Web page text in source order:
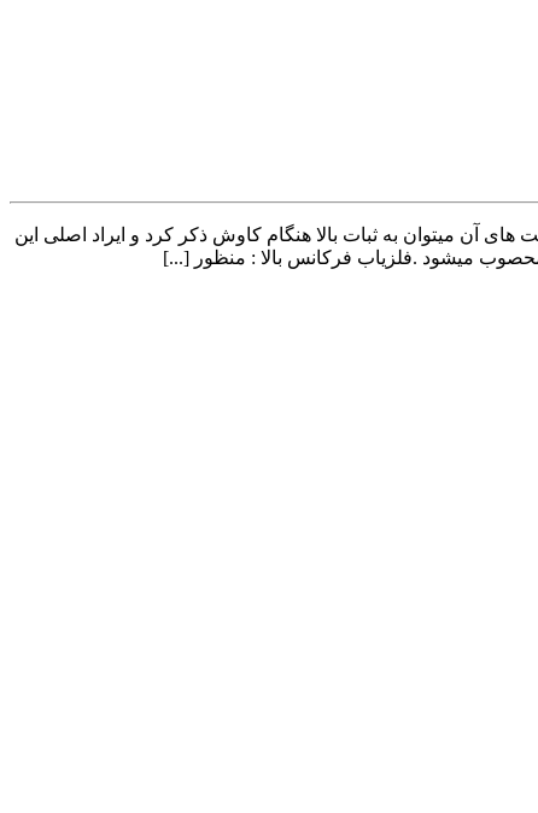
: منظور از فرکانس پایین بودن فرکانسی مابین 100 تا 300 هرتز میباشد ، از مزیت های آن میتوان به ثبات بالا هنگام کاوش ذکر کرد و ایراد اصلی این
میشود .فلزیاب فرکانس بالا : منظور [...]